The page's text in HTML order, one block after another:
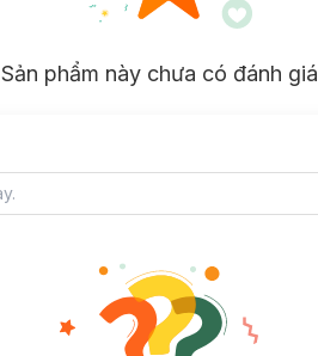
Sản phẩm này chưa có đánh giá